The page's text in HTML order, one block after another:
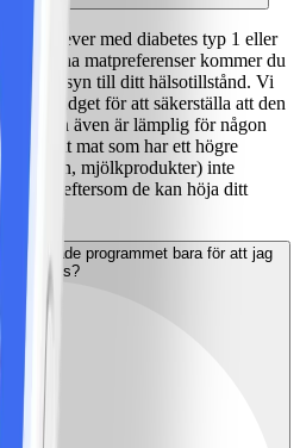
du lever med diabetes typ 1 eller
om dina matpreferenser kommer du
tar hänsyn till ditt hälsotillstånd. Vi
din budget för att säkerställa att den
äta och även är lämplig för någon
att mat som har ett högre
mjölkprodukter) inte
eftersom de kan höja ditt
mat.
programmet bara för att jag
diabetes?